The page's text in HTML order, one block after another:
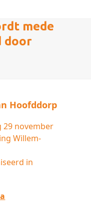
mede
door
Hoofddorp
29 november
Willem-
in